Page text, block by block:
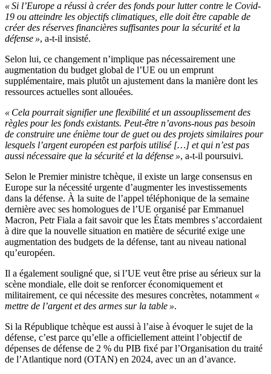
« Si l’Europe a réussi à créer des fonds pour lutter contre le Covid-
19 ou atteindre les objectifs climatiques, elle doit être capable de
créer des réserves financières suffisantes pour la sécurité et la
défense », a-t-il insisté.
Selon lui, ce changement n’implique pas nécessairement une
augmentation du budget global de l’UE ou un emprunt
supplémentaire, mais plutôt un ajustement dans la manière dont les
ressources actuelles sont allouées.
« Cela pourrait signifier une flexibilité et un assouplissement des
règles pour les fonds existants. Peut-être n’avons-nous pas besoin
de construire une énième tour de guet ou des projets similaires pour
lesquels l’argent européen est parfois utilisé […] et qui n’est pas
aussi nécessaire que la sécurité et la défense », a-t-il poursuivi.
Selon le Premier ministre tchèque, il existe un large consensus en
Europe sur la nécessité urgente d’augmenter les investissements
dans la défense. À la suite de l’appel téléphonique de la semaine
dernière avec ses homologues de l’UE organisé par Emmanuel
Macron, Petr Fiala a fait savoir que les États membres s’accordaient
à dire que la nouvelle situation en matière de sécurité exige une
augmentation des budgets de la défense, tant au niveau national
qu’européen.
Il a également souligné que, si l’UE veut être prise au sérieux sur la
scène mondiale, elle doit se renforcer économiquement et
militairement, ce qui nécessite des mesures concrètes, notamment «
mettre de l’argent et des armes sur la table ».
Si la République tchèque est aussi à l’aise à évoquer le sujet de la
défense, c’est parce qu’elle a officiellement atteint l’objectif de
dépenses de défense de 2 % du PIB fixé par l’Organisation du traité
de l’Atlantique nord (OTAN) en 2024, avec un an d’avance.